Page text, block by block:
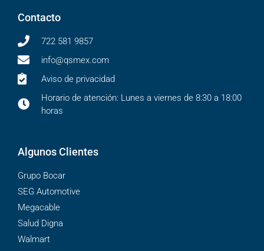
Contacto
722 581 9857
info@qsmex.com
Aviso de privacidad
Horario de atención: Lunes a viernes de 8:30 a 18:00
horas
Algunos Clientes
Grupo Bocar
SEG Automotive
Megacable
Salud Digna
Walmart